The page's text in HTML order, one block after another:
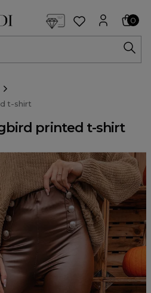
0
t-shirt
printed t-shirt